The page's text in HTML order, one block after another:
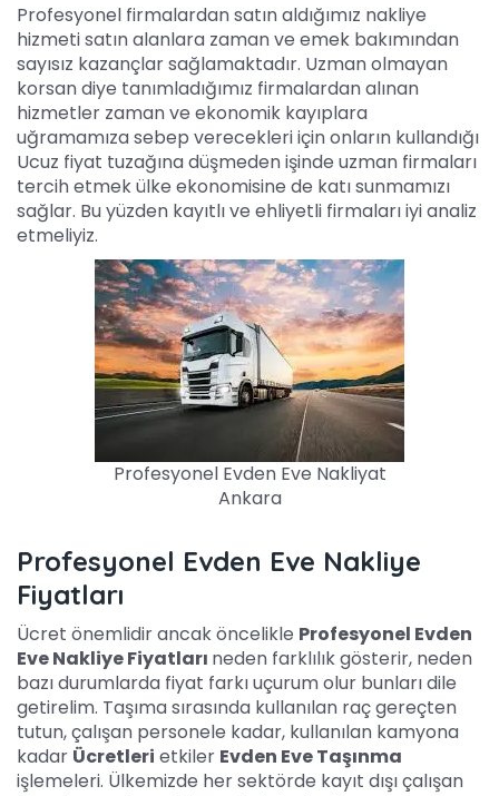
Profesyonel firmalardan satın aldığımız nakliye
hizmeti satın alanlara zaman ve emek bakımından
sayısız kazançlar sağlamaktadır. Uzman olmayan
korsan diye tanımladığımız firmalardan alınan
hizmetler zaman ve ekonomik kayıplara
uğramamıza sebep verecekleri için onların kullandığı
Ucuz fiyat tuzağına düşmeden işinde uzman firmaları
tercih etmek ülke ekonomisine de katı sunmamızı
sağlar. Bu yüzden kayıtlı ve ehliyetli firmaları iyi analiz
etmeliyiz.
Profesyonel Evden Eve Nakliyat
Ankara
Profesyonel Evden Eve Nakliye
Fiyatları
Ücret önemlidir ancak öncelikle Profesyonel Evden
Eve Nakliye Fiyatları neden farklılık gösterir, neden
bazı durumlarda fiyat farkı uçurum olur bunları dile
getirelim. Taşıma sırasında kullanılan raç gereçten
tutun, çalışan personele kadar, kullanılan kamyona
kadar Ücretleri etkiler Evden Eve Taşınma
işlemeleri. Ülkemizde her sektörde kayıt dışı çalışan